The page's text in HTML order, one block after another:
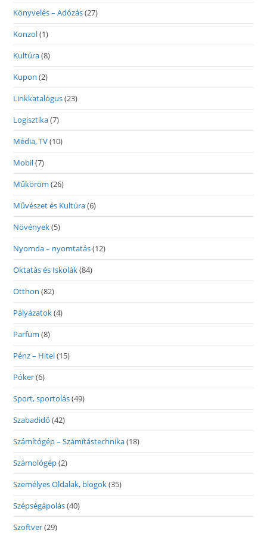
Könyvelés – Adózás(27)
Konzol(1)
Kultúra(8)
Kupon (2)
Linkkatalógus(23)
Logisztika(7)
Média, TV(10)
Mobil(7)
Műköröm (26)
Művészet és Kultúra(6)
Növények(5)
Nyomda – nyomtatás(12)
Oktatás és Iskolák(84)
Otthon (82)
Pályázatok(4)
Parfüm (8)
Pénz – Hitel(15)
Póker(6)
Sport, sportolás(49)
Szabadidő (42)
Számítógép – Számítástechnika(18)
Számológép(2)
Személyes Oldalak, blogok(35)
Szépségápolás(40)
Szoftver(29)